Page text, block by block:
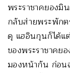
พระราชาคยองมิ
กลับส่ายพระพักต
ดุ แฮอินกุนก็ได้แ
ของพระราชาคย
มองหน้ากัน ก่อน